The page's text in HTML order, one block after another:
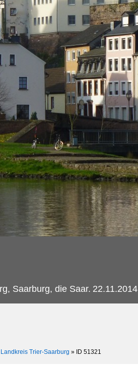
Saarburg, die Saar. 22.11.2014
Landkreis Trier-Saarburg » ID 51321